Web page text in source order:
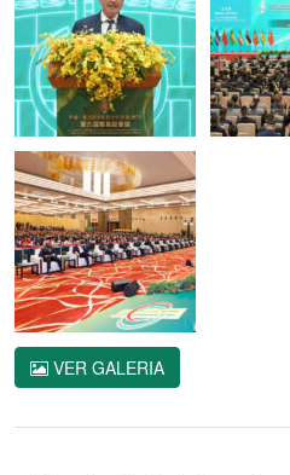
VER GALERIA